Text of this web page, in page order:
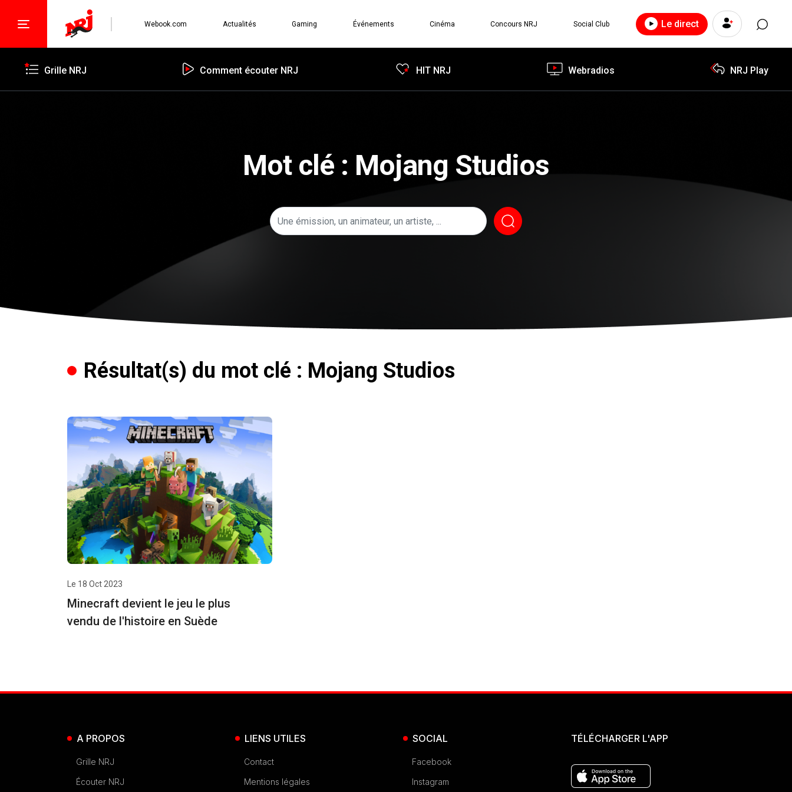
Webook.com Actualités Gaming Événements Cinéma Concours NRJ Social Club Le direct
Grille NRJ Comment écouter NRJ HIT NRJ Webradios NRJ Play
Mot clé : Mojang Studios
Résultat(s) du mot clé : Mojang Studios
Le 18 Oct 2023
Minecraft devient le jeu le plus
vendu de l'histoire en Suède
A PROPOS
Grille NRJ
Écouter NRJ
LIENS UTILES
Contact
Mentions légales
SOCIAL
Facebook
Instagram
TÉLÉCHARGER L'APP